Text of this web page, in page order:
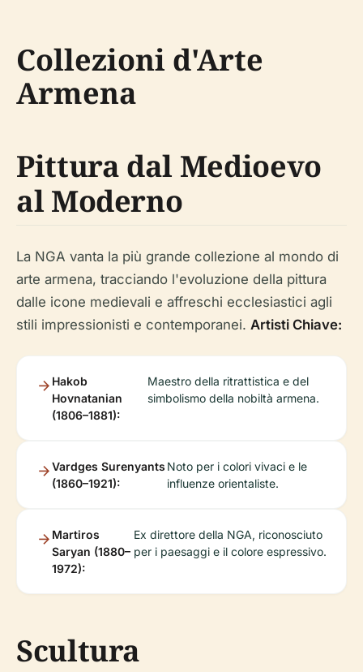
Collezioni d'Arte
Armena
Pittura dal Medioevo
al Moderno
La NGA vanta la più grande collezione al mondo di
arte armena, tracciando l'evoluzione della pittura
dalle icone medievali e affreschi ecclesiastici agli
stili impressionisti e contemporanei. Artisti Chiave:
Hakob
Hovnatanian
(1806–1881):
Maestro della ritrattistica e del
simbolismo della nobiltà armena.
Vardges Surenyants
(1860–1921):
Noto per i colori vivaci e le
influenze orientaliste.
Martiros
Saryan (1880–
1972):
Ex direttore della NGA, riconosciuto
per i paesaggi e il colore espressivo.
Scultura